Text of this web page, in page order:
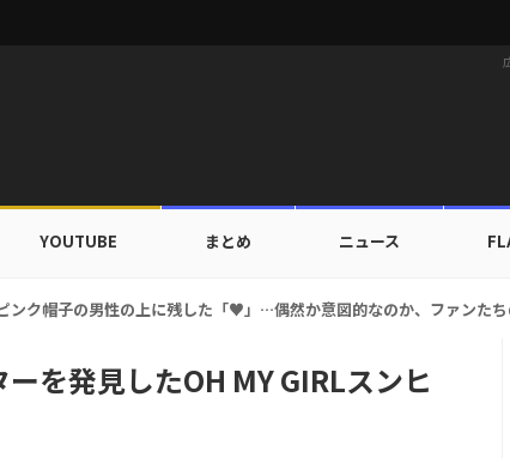
YOUTUBE まとめ ニュース
ク帽子の男性の上に残した「♥」…偶然か意図的なのか、ファンたち
を発見したOH MY GIRLスンヒ